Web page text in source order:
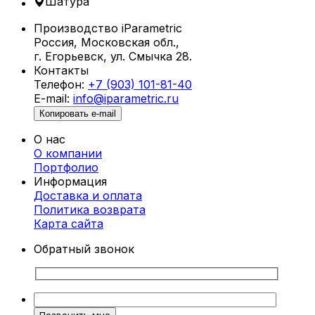
парки, бассейны и террасы.
Что такое параметрические шезлонги?
Параметрические шезлонги в
Шатуре создаются с использованием
алгоритмического проектирования,
позволяющего разрабатывать уникальные
формы с учетом анатомии человека. Благодаря
этому каждый шезлонг не только
привлекателен внешне, но и обеспечивает
максимальный комфорт.
Преимущества параметрических
шезлонгов
iParametric — это произведение
искусства, которое выделяет ваше
пространство.
Эргономичность.Конструкция учитывает
особенности тела, обеспечивая
Производство iParametric
Россия, Московская обл.,
г. Егорьевск, ул. Смычка 28.
Контакты
Телефон: +7 (903) 101-81-40
E-mail: info@iparametric.ru
Копировать e-mail
О нас
О компании
Портфолио
Информация
Доставка и оплата
Политика возврата
Карта cайта
Обратный звонок